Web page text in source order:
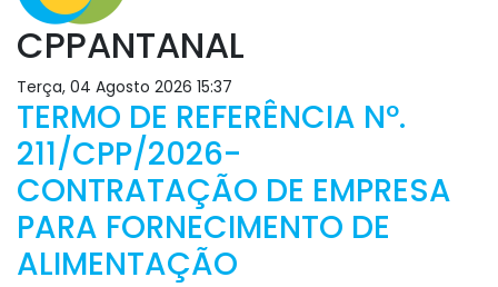
CPPANTANAL
Terça, 04 Agosto 2026 15:37
TERMO DE REFERÊNCIA Nº.
211/CPP/2026-
CONTRATAÇÃO DE EMPRESA
PARA FORNECIMENTO DE
ALIMENTAÇÃO